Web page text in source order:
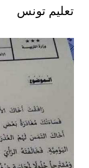
تعليم تونس